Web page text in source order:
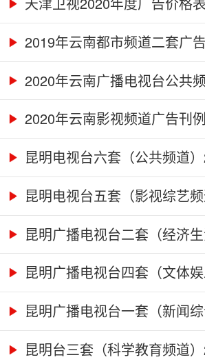
2019年云南都市频道二套广
2020年云南广播电视台公共
2020年云南影视频道广告刊
昆明电视台六套（公共频道
昆明电视台五套（影视综艺
昆明广播电视台二套（经济生
2... 昆明广播电视台四套（文体娱
2... 昆明广播电视台一套（新闻综
2... 昆明台三套（科学教育频道